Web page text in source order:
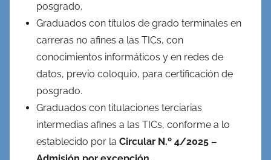
posgrado.
Graduados con títulos de grado terminales en
carreras no afines a las TICs, con
conocimientos informáticos y en redes de
datos, previo coloquio, para certificación de
posgrado.
Graduados con titulaciones terciarias
intermedias afines a las TICs, conforme a lo
establecido por la Circular N.º 4/2025 –